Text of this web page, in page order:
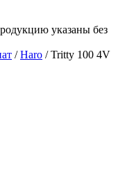
указаны без
/Haro / Tritty 100 4V